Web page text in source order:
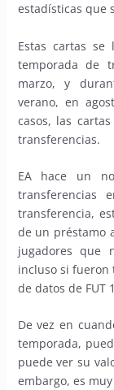
estadísticas que
Estas cartas
temporada de
marzo, y
verano, en
casos, las
transferencias.
EA hace un
transferencias
transferencia,
de un préstamo
jugadores que
incluso si fueron
de datos de FUT
De vez en
temporada,
puede ver su
embargo, es